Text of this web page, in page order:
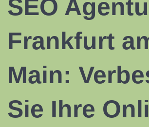
SEO
Frankfurt
Main:
Sie Ihre